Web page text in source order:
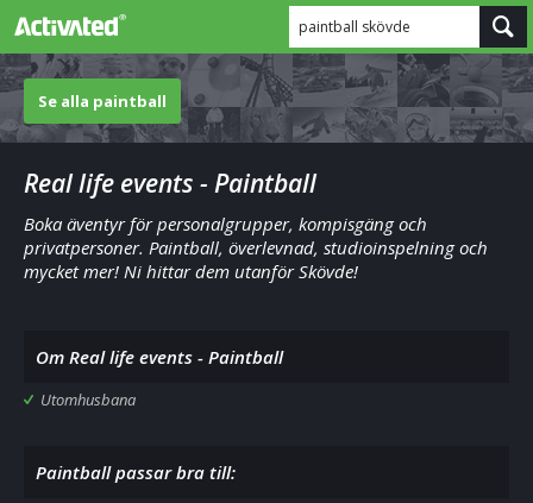
paintball skövde
Se alla paintball
Real life events - Paintball
Boka äventyr för personalgrupper, kompisgäng och
privatpersoner. Paintball, överlevnad, studioinspelning och
mycket mer! Ni hittar dem utanför Skövde!
Om Real life events - Paintball
Utomhusbana
Paintball passar bra till: